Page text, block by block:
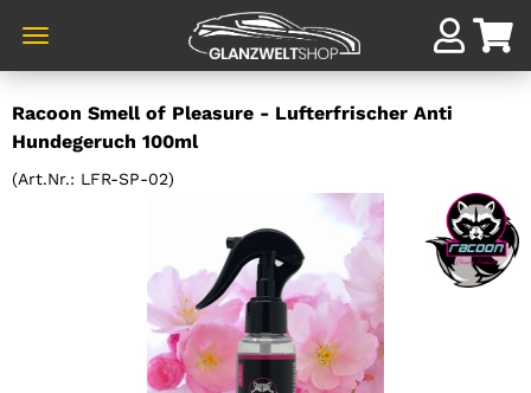
zum
Hauptinhalt
Racoon Smell of Pleasure - Lufterfrischer Anti
Hundegeruch 100ml
(Art.Nr.: LFR-SP-02)